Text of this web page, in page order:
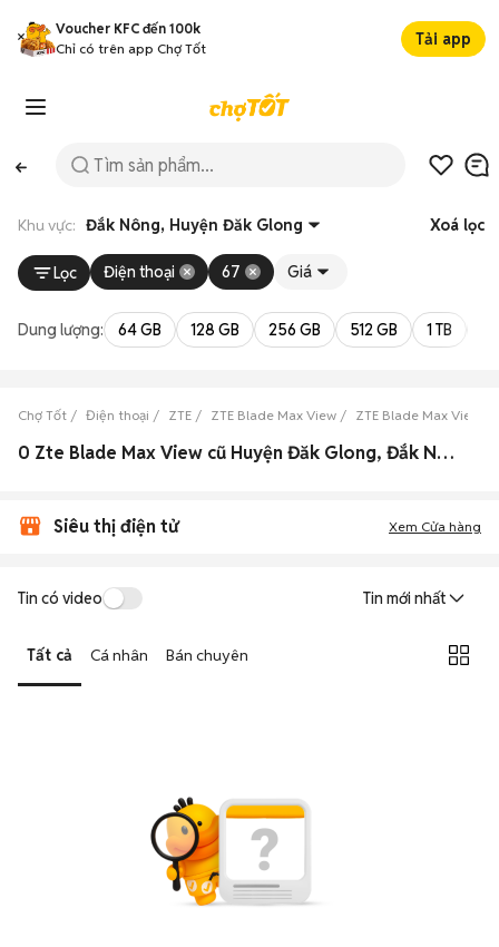
Voucher KFC đến 100k
Chỉ có trên app Chợ Tốt
Tải app
Khu vực: Đắk Nông, Huyện Đăk Glong Xoá lọc
Lọc Điện thoại 67 Giá
Dung lượng: 64 GB 128 GB 256 GB 512 GB 1 TB
Chợ Tốt Điện thoại ZTE ZTE Blade Max View ZTE Blade Max View
0 Zte Blade Max View cũ Huyện Đăk Glong, Đắk Nông đẹp
Siêu thị điện tử Xem Cửa hàng
Tin có video Tin mới nhất
Tất cả Cá nhân Bán chuyên